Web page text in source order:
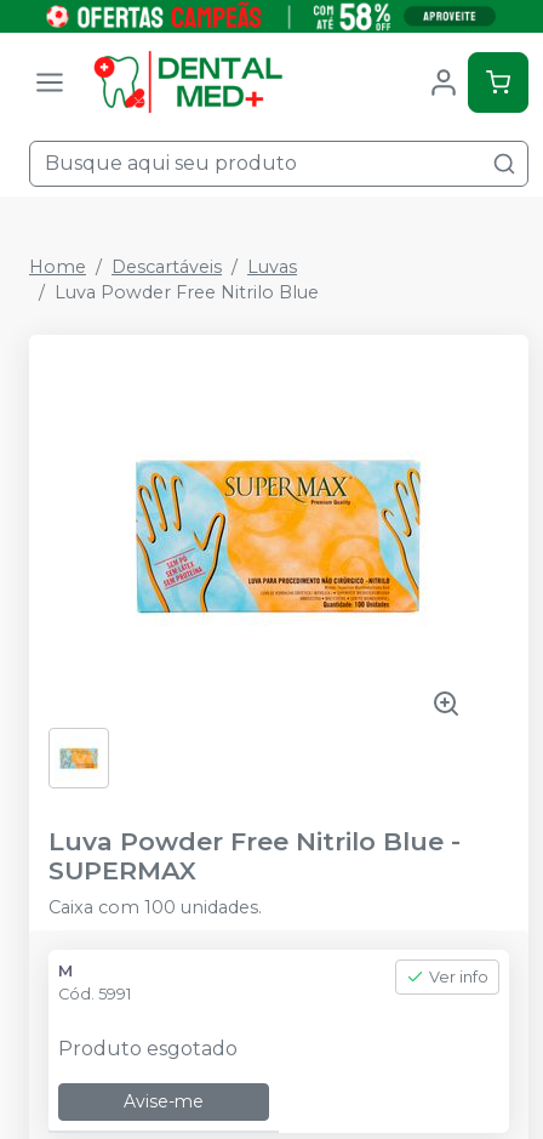
Home Descartáveis
Luvas
Luva Powder Free Nitrilo Blue
Luva Powder Free Nitrilo Blue -
SUPERMAX
Caixa com 100 unidades.
M
Cód. 5991
Ver info
Produto esgotado
Avise-me